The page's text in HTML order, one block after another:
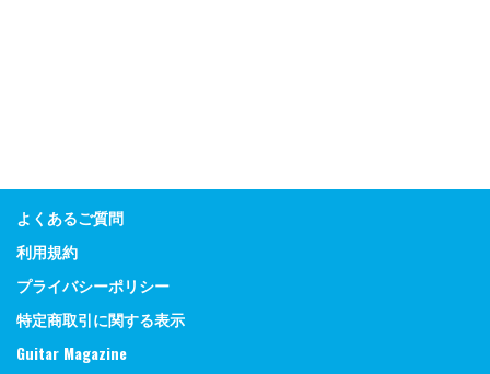
よくあるご質問
利用規約
プライバシーポリシー
特定商取引に関する表示
Guitar Magazine